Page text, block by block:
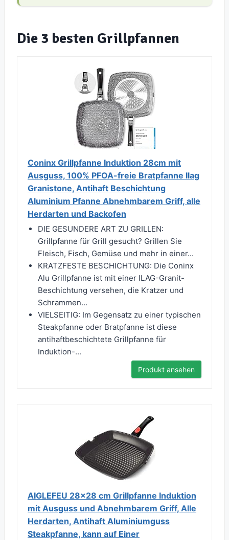
Die 3 besten Grillpfannen
Coninx Grillpfanne Induktion 28cm mit
Ausguss, 100% PFOA-freie Bratpfanne Ilag
Granistone, Antihaft Beschichtung
Aluminium Pfanne Abnehmbarem Griff, alle
Herdarten und Backofen
DIE GESUNDERE ART ZU GRILLEN:
Grillpfanne für Grill gesucht? Grillen Sie
Fleisch, Fisch, Gemüse und mehr in einer...
KRATZFESTE BESCHICHTUNG: Die Coninx
Alu Grillpfanne ist mit einer ILAG-Granit-
Beschichtung versehen, die Kratzer und
Schrammen...
VIELSEITIG: Im Gegensatz zu einer typischen
Steakpfanne oder Bratpfanne ist diese
antihaftbeschichtete Grillpfanne für
Induktion-...
Produkt ansehen
AIGLEFEU 28x28 cm Grillpfanne Induktion
mit Ausguss und Abnehmbarem Griff, Alle
Herdarten, Antihaft Aluminiumguss
Steakpfanne, kann auf Einer